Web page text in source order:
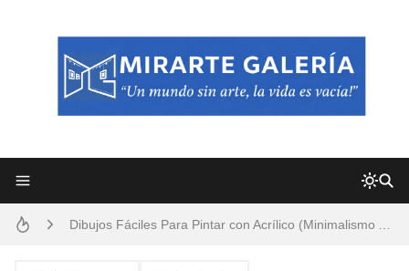
Frutas y Flores Para Colorear Imágenes
Pintores de Paisajes Famosos, Arte al Óleo
Dibujos Fáciles Para Pintar con Acrílico (Minimalismo Artístico)